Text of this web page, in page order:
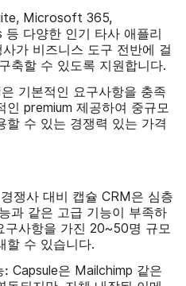
Microsoft 365,
다양한 인기 타사 애플리
가 비즈니스 도구 전반에 걸
축할 수 있도록 지원합니다.
기본적인 요구사항을 충족
인 premium 제공하여 중규모
할 수 있는 경쟁력 있는 가격
쟁사 대비 캡슐 CRM은 심층
과 같은 고급 기능이 부족하
구사항을 가진 20~50명 규모
할 수 있습니다.
: Capsule은 Mailchimp 같은